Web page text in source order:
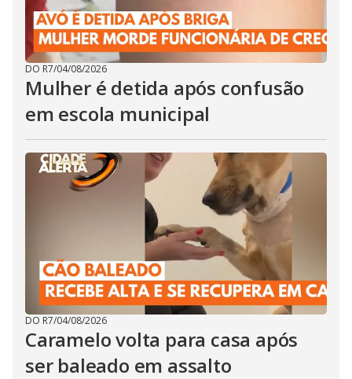
DO R7/04/08/2026
Mulher é detida após confusão
em escola municipal
DO R7/04/08/2026
Caramelo volta para casa após
ser baleado em assalto